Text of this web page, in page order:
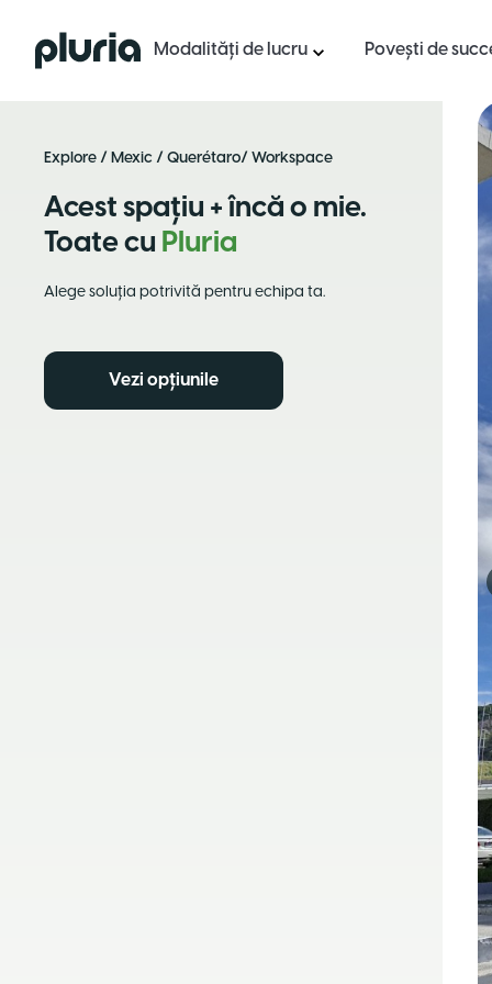
Logo Pluria Modalități de lucru Povești de
Explore / Mexic / Querétaro/ Workspace
Acest spațiu + încă o mie.
Toate cu Pluria
Alege soluția potrivită pentru echipa ta.
Vezi opțiunile